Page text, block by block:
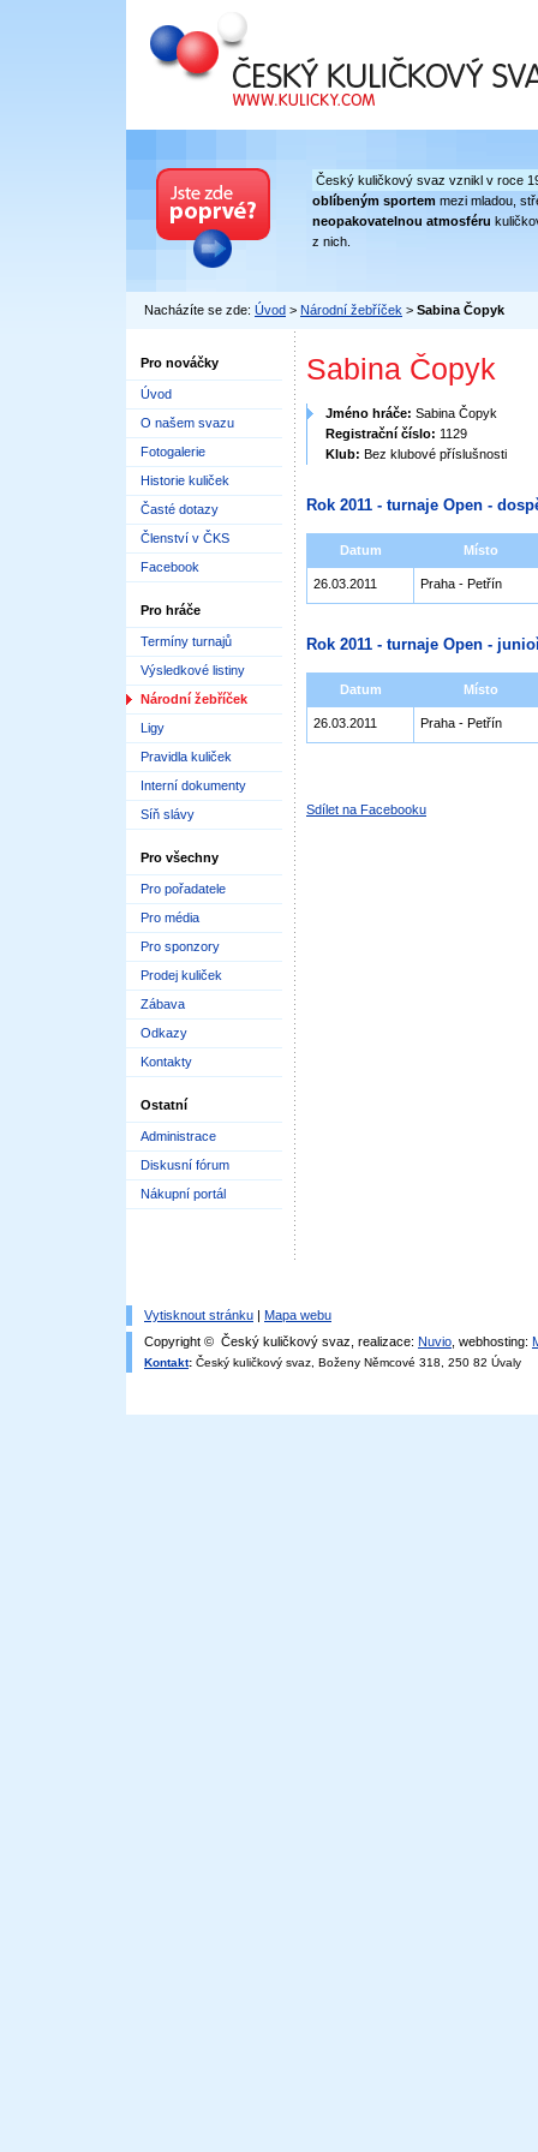
Český kuličkový svaz
Český kuličkový svaz vznikl v roce
oblíbeným sportem mezi mladou,
neopakovatelnou atmosféru
z nich.
Nacházíte se zde: Úvod > Národní žebříček > Sabina Čopyk
Pro nováčky
Úvod
O našem svazu
Fotogalerie
Historie kuliček
Časté dotazy
Členství v ČKS
Facebook
Pro hráče
Termíny turnajů
Výsledkové listiny
Národní žebříček
Ligy
Pravidla kuliček
Interní dokumenty
Síň slávy
Pro všechny
Pro pořadatele
Pro média
Pro sponzory
Prodej kuliček
Zábava
Odkazy
Kontakty
Ostatní
Administrace
Diskusní fórum
Nákupní portál
Sabina Čopyk
Jméno hráče: Sabina Čopyk
Registrační číslo: 1129
Klub: Bez klubové příslušnosti
Rok 2011 - turnaje Open -
Datum Místo
26.03.2011 Praha - Petřín
Rok 2011 - turnaje Open -
Datum Místo
26.03.2011 Praha - Petřín
Sdílet na Facebooku
Vytisknout stránku | Mapa webu
Copyright © Český kuličkový svaz, realizace: Nuvio , webhosting:
Kontakt: Český kuličkový svaz, Boženy Němcové 318, 250 82 Úvaly